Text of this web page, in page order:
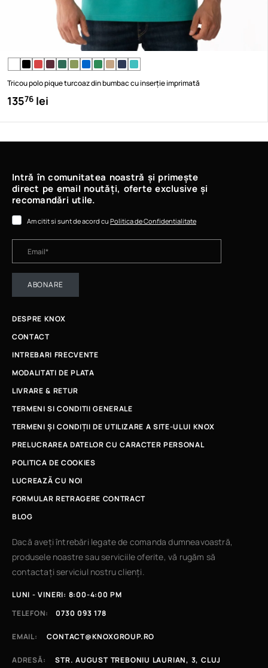
Tricou polo pique turcoaz din bumbac cu inserție imprimată
13576 lei
Intră în comunitatea noastră și primește
direct pe email noutăți, oferte exclusive și
recomandări utile.
Am citit si sunt de acord cu Politica de Confidentialitate
ABONARE
DESPRE KNOX
CONTACT
INTREBARI FRECVENTE
MODALITATI DE PLATA
LIVRARE & RETUR
TERMENI SI CONDITII GENERALE
TERMENI ȘI CONDIȚII DE UTILIZARE A SITE-ULUI KNOX
PRELUCRAREA DATELOR CU CARACTER PERSONAL
POLITICA DE COOKIES
LUCREAZÃ CU NOI
FORMULAR RETRAGERE CONTRACT
BLOG
Dacă aveți întrebări legate de comanda dumneavoastră,
produsele noastre sau serviciile oferite, vă rugăm să
contactați serviciul nostru clienți.
LUNI - VINERI: 8:00-4:00 PM
TELEFON:
0730 093 178
EMAIL: CONTACT@KNOXGROUP.RO
ADRESĂ: STR. AUGUST TREBONIU LAURIAN, 3, CLUJ